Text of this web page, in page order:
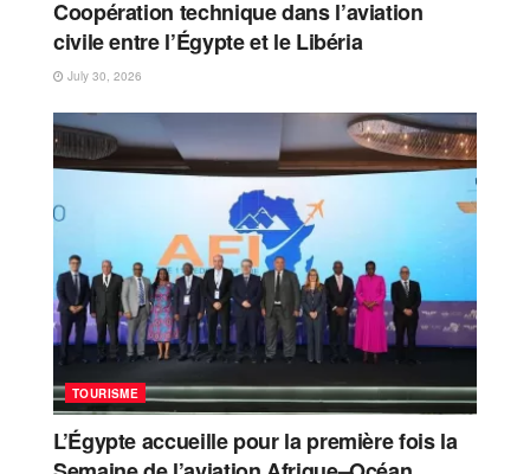
Coopération technique dans l’aviation
civile entre l’Égypte et le Libéria
July 30, 2026
TOURISME
L’Égypte accueille pour la première fois la